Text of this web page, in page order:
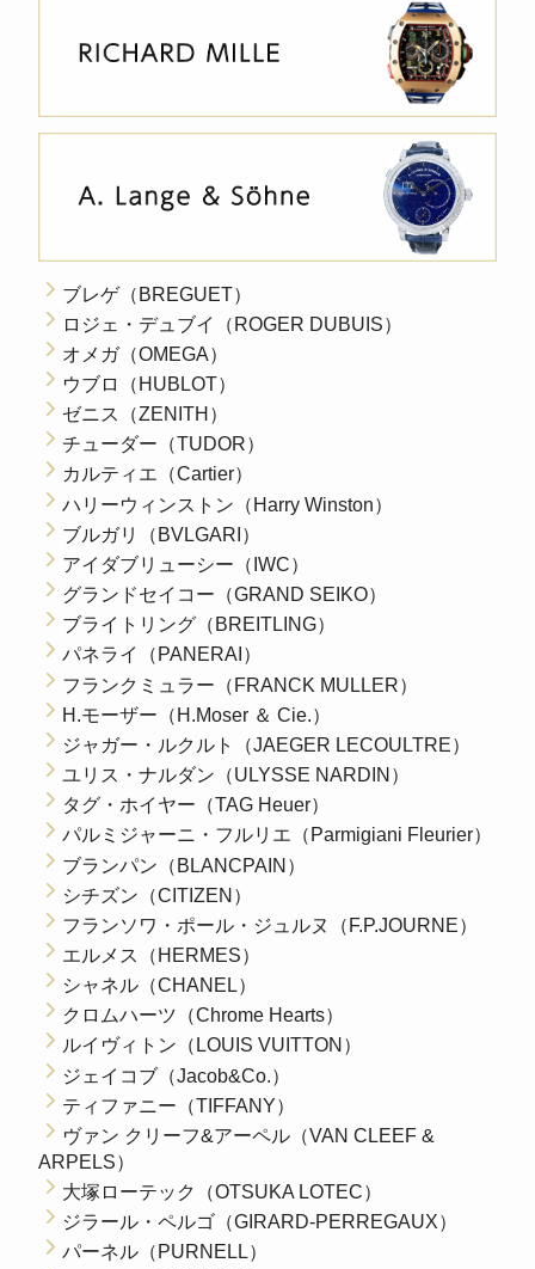
ブレゲ（BREGUET）
ロジェ・デュブイ（ROGER DUBUIS）
オメガ（OMEGA）
ウブロ（HUBLOT）
ゼニス（ZENITH）
チューダー（TUDOR）
カルティエ（Cartier）
ハリーウィンストン（Harry Winston）
ブルガリ（BVLGARI）
アイダブリューシー（IWC）
グランドセイコー（GRAND SEIKO）
ブライトリング（BREITLING）
パネライ（PANERAI）
フランクミュラー（FRANCK MULLER）
H.モーザー（H.Moser ＆ Cie.）
ジャガー・ルクルト（JAEGER LECOULTRE）
ユリス・ナルダン（ULYSSE NARDIN）
タグ・ホイヤー（TAG Heuer）
パルミジャーニ・フルリエ（Parmigiani Fleurier）
ブランパン（BLANCPAIN）
シチズン（CITIZEN）
フランソワ・ポール・ジュルヌ（F.P.JOURNE）
エルメス（HERMES）
シャネル（CHANEL）
クロムハーツ（Chrome Hearts）
ルイヴィトン（LOUIS VUITTON）
ジェイコブ（Jacob&Co.）
ティファニー（TIFFANY）
ヴァン クリーフ&アーペル（VAN CLEEF &
ARPELS）
大塚ローテック（OTSUKA LOTEC）
ジラール・ペルゴ（GIRARD-PERREGAUX）
パーネル（PURNELL）